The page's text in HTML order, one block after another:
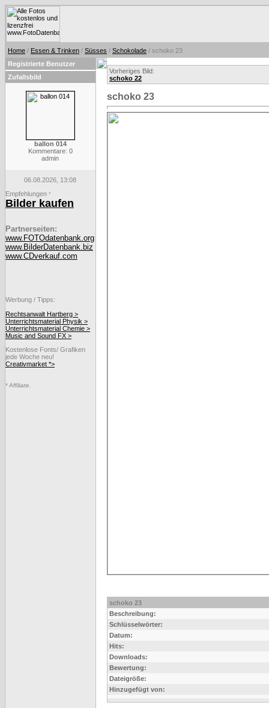
Home / Essen & Trinken / Süsses / Schokolade / schoko 23
Registrierte Benutzer
Zufallsbild
ballon 014
Kommentare: 0
admin
06.08.2026, 13:08
Empfehlungen *
Bilder kaufen
Partnerseiten:
www.FOTOdatenbank.org
www.BilderDatenbank.biz
www.CDverkauf.com
Werbung / Tipps:
Rechtsanwalt Hartberg >
Unterrichtsmaterial Physik >
Unterrichtsmaterial Chemie >
Music and Sound FX >
Kostenlose Fonts/ Grafiken
jede Woche neu!
Creativmarket *>
* Affiliate.
Vorheriges Bild:
schoko 22
schoko 23
schoko 23
Beschreibung:
Schlüsselwörter:
Datum:
Hits:
Downloads:
Bewertung:
Dateigröße:
Hinzugefügt von: